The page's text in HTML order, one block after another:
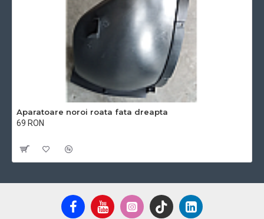
Aparatoare noroi roata fata dreapta
69 RON